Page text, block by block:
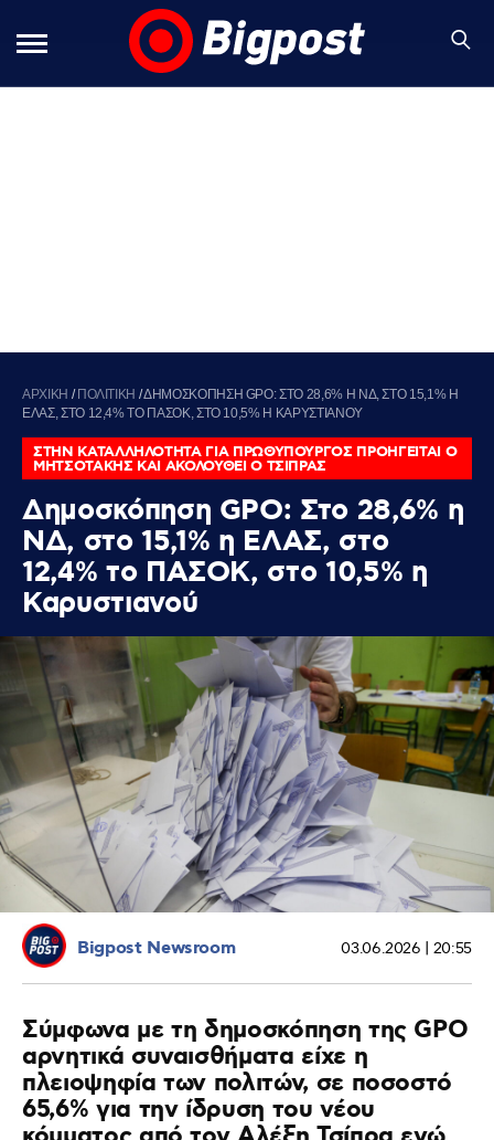
ΑΡΧΙΚΗ / ΠΟΛΙΤΙΚΗ /ΔΗΜΟΣΚΟΠΗΣΗ GPO: ΣΤΟ 28,6% Η ΝΔ, ΣΤΟ 15,1% Η
ΕΛΑΣ, ΣΤΟ 12,4% ΤΟ ΠΑΣΟΚ, ΣΤΟ 10,5% Η ΚΑΡΥΣΤΙΑΝΟΥ
ΣΤΗΝ ΚΑΤΑΛΛΗΛΟΤΗΤΑ ΓΙΑ ΠΡΩΘΥΠΟΥΡΓΟΣ ΠΡΟΗΓΕΙΤΑΙ Ο
ΜΗΤΣΟΤΑΚΗΣ ΚΑΙ ΑΚΟΛΟΥΘΕΙ Ο ΤΣΙΠΡΑΣ
Δημοσκόπηση GPO: Στο 28,6% η
ΝΔ, στο 15,1% η ΕΛΑΣ, στο
12,4% το ΠΑΣΟΚ, στο 10,5% η
Καρυστιανού
Bigpost Newsroom 03.06.2026 | 20:55
Σύμφωνα με τη δημοσκόπηση της GPO
αρνητικά συναισθήματα είχε η
πλειοψηφία των πολιτών, σε ποσοστό
65,6% για την ίδρυση του νέου